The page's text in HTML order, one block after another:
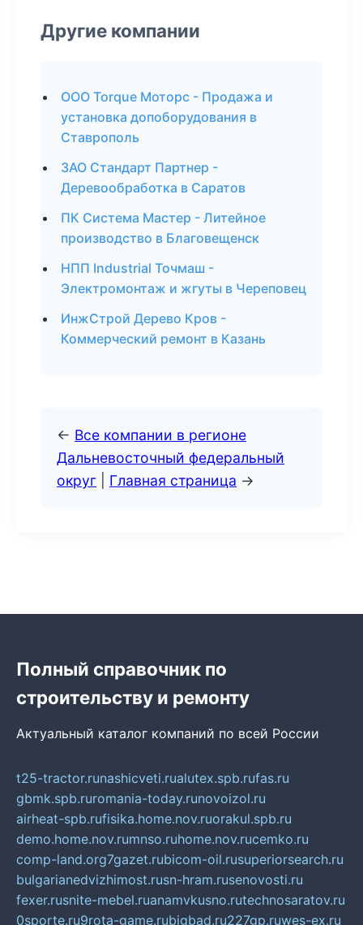
Другие компании
ООО Torque Моторс - Продажа и
установка допоборудования в
Ставрополь
ЗАО Стандарт Партнер -
Деревообработка в Саратов
ПК Система Мастер - Литейное
производство в Благовещенск
НПП Industrial Точмаш -
Электромонтаж и жгуты в Череповец
ИнжСтрой Дерево Кров -
Коммерческий ремонт в Казань
← Все компании в регионе
Дальневосточный федеральный
округ
Главная страница →
Полный справочник по
строительству и ремонту
Актуальный каталог компаний по всей России
t25-tractor.runashicveti.rualutex.spb.rufas.ru
gbmk.spb.ruromania-today.runovoizol.ru
airheat-spb.rufisika.home.nov.ruorakul.spb.ru
demo.home.nov.rumnso.ruhome.nov.rucemko.ru
comp-land.org7gazet.rubicom-oil.rusuperiorsearch.ru
bulgarianedvizhimost.rusn-hram.rusenovosti.ru
fexer.rusnite-mebel.ruanamvkusno.rutechnosaratov.ru
0sporte.ru9rota-game.rubigbad.ru227gp.ruwes-ex.ru